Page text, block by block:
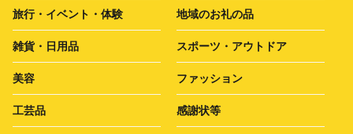
旅行・イベント・体験 地域のお礼の品
雑貨・日用品 スポーツ・アウトドア
美容 ファッション
工芸品 感謝状等